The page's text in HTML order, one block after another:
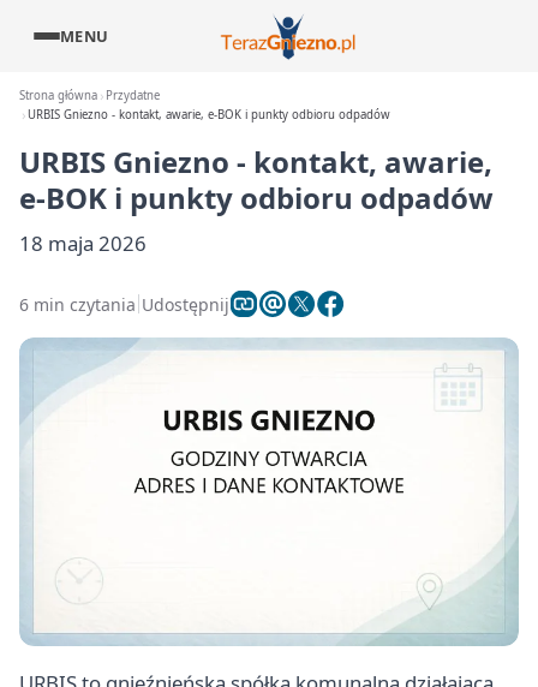
MENU
Strona główna
Przydatne
URBIS Gniezno - kontakt, awarie, e-BOK i punkty odbioru odpadów
URBIS Gniezno - kontakt, awarie,
e-BOK i punkty odbioru odpadów
18 maja 2026
6 min czytania Udostępnij